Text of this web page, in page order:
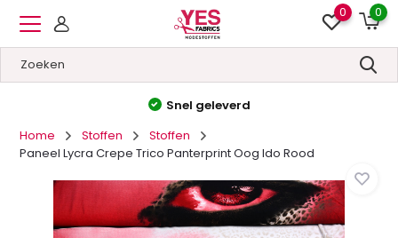
0 0
Snel geleverd
Home
Stoffen
Stoffen
Paneel Lycra Crepe Trico Panterprint Oog Ido Rood